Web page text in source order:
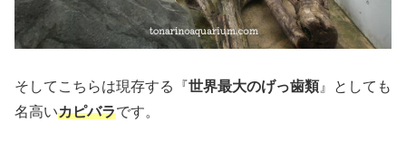
そしてこちらは現存する『世界最大のげっ歯類』としても
名高いカピバラです。